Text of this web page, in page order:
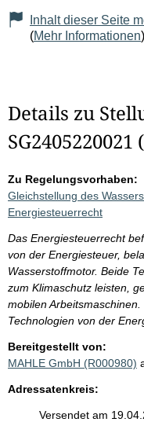
Inhalt dieser Seite
(Mehr Informationen)
Details zu
SG2405220021 (
Zu Regelungsvorhaben:
Gleichstellung des
Energiesteuerrecht
Das Energiesteuerrecht
von der Energiesteuer,
Wasserstoffmotor. Beide
zum Klimaschutz leisten,
mobilen
Technologien von der
Bereitgestellt von:
MAHLE GmbH (R000980)
Adressatenkreis:
Versendet am